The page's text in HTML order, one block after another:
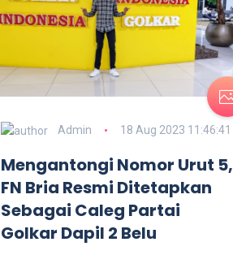
Admin 18 Aug 2023 11:46:41
Mengantongi Nomor Urut 5,
FN Bria Resmi Ditetapkan
Sebagai Caleg Partai
Golkar Dapil 2 Belu